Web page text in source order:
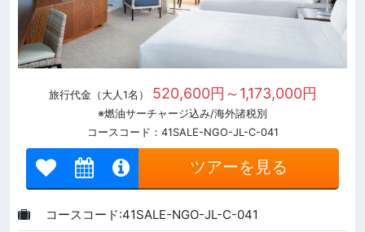
旅行代金（大人1名） 520,600円～1,173,000円
※燃油サーチャージ込み/海外諸税別
コースコード：41SALE-NGO-JL-C-041
ツアーを見る
コースコード:41SALE-NGO-JL-C-041